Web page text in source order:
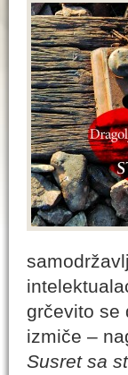
grčevito se
izmiče –
Susret sa